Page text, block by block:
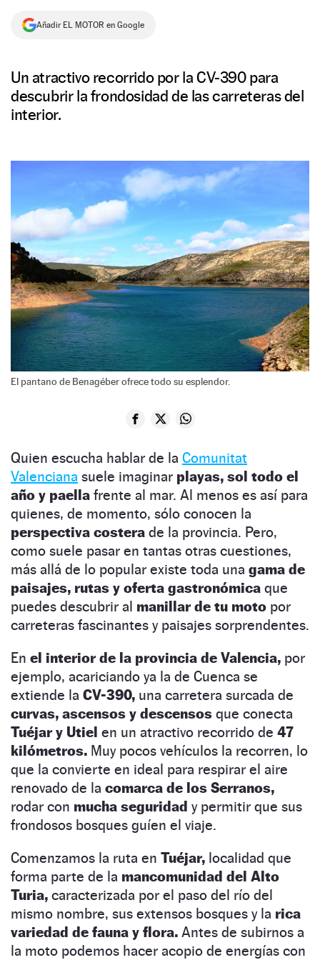
NEWSLETTER
Añadir EL MOTOR en Google
Un atractivo recorrido por la CV-390 para
descubrir la frondosidad de las carreteras del
interior.
El pantano de Benagéber ofrece todo su esplendor.
Quien escucha hablar de la Comunitat
Valenciana suele imaginar playas, sol todo el
año y paella frente al mar. Al menos es así para
quienes, de momento, sólo conocen la
perspectiva costera de la provincia. Pero,
como suele pasar en tantas otras cuestiones,
más allá de lo popular existe toda una gama de
paisajes, rutas y oferta gastronómica que
puedes descubrir al manillar de tu moto por
carreteras fascinantes y paisajes sorprendentes.
En el interior de la provincia de Valencia, por
ejemplo, acariciando ya la de Cuenca se
extiende la CV-390, una carretera surcada de
curvas, ascensos y descensos que conecta
Tuéjar y Utiel en un atractivo recorrido de 47
kilómetros. Muy pocos vehículos la recorren, lo
que la convierte en ideal para respirar el aire
renovado de la comarca de los Serranos,
rodar con mucha seguridad y permitir que sus
frondosos bosques guíen el viaje.
Comenzamos la ruta en Tuéjar, localidad que
forma parte de la mancomunidad del Alto
Turia, caracterizada por el paso del río del
mismo nombre, sus extensos bosques y la rica
variedad de fauna y flora. Antes de subirnos a
la moto podemos hacer acopio de energías con